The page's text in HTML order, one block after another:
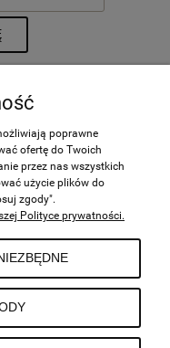
poprawne
ofertę do Twoich
przez nas wszystkich
użycie plików do
zgody".
Polityce prywatności.